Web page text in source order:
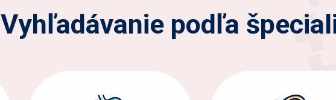
Vyhľadávanie podľa